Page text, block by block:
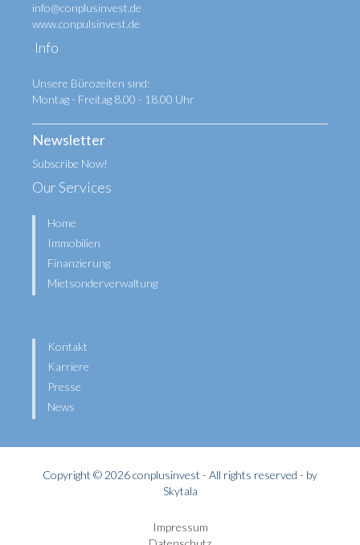
info@conplusinvest.de
www.conpulsinvest.de
Info
Unsere Bürozeiten sind:
Montag - Freitag 8.00 - 18.00 Uhr
Newsletter
Subscribe Now!
Our Services
Home
Immobilien
Finanzierung
Mietsonderverwaltung
Kontakt
Karriere
Presse
News
Copyright © 2026 conplusinvest - All rights reserved - by
Skytala
Impressum